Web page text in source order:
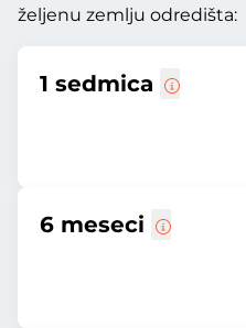
željenu zemlju odredišta:
1 sedmica
6 meseci